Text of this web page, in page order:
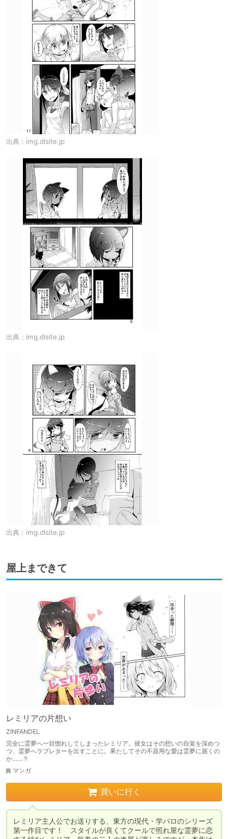
出典： img.dlsite.jp
出典： img.dlsite.jp
出典： img.dlsite.jp
屋上まできて
レミリアの片想い
ZINFANDEL
完全に霊夢へ一目惚れしてしまったレミリア。彼女はその想いの自覚を深めつ
つ、霊夢へラブレターを出すことに。果たしてその不器用な愛は霊夢に届くの
か……？
マンガ
買いに行く
レミリア主人公でお送りする、東方の現代・学パロのシリーズ
第一作目です！　スタイルが良くてクールで照れ屋な霊夢に恋